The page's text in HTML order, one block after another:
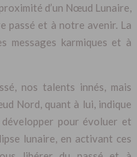
d’un Nœud Lunaire,
passé et à notre avenir. La
messages karmiques et à
nos talents innés, mais
Nord, quant à lui, indique
pour évoluer et
lunaire, en activant ces